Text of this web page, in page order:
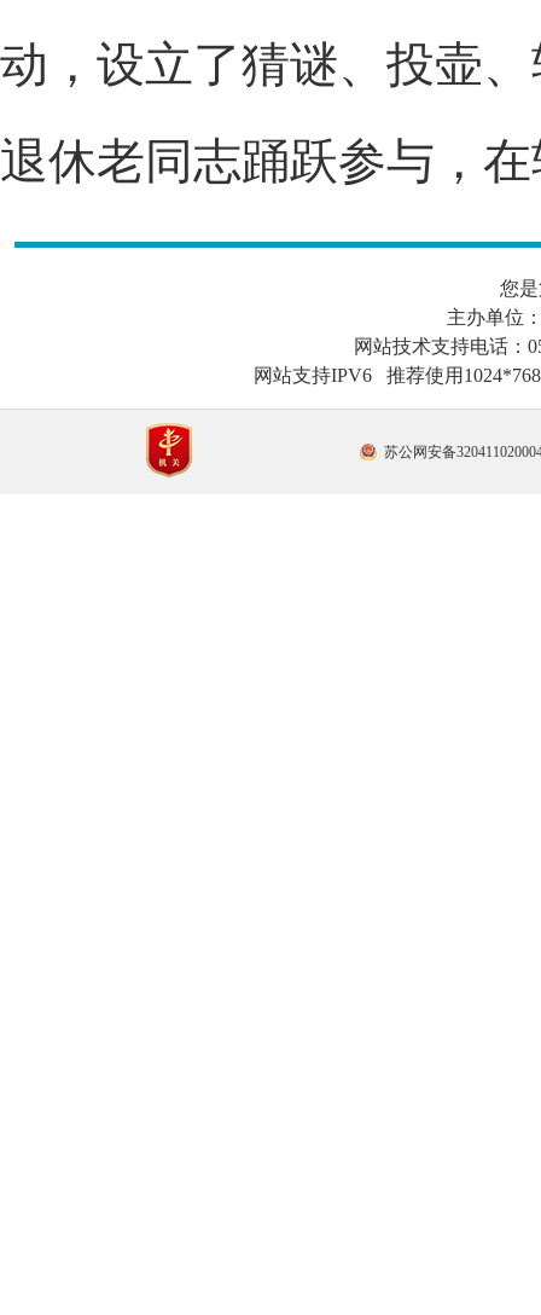
动，设立了猜谜、投壶
退休老同志踊跃参与，
您
主办单位
网站技术支持电话：
网站支持IPV6 推荐使用
苏公网安备